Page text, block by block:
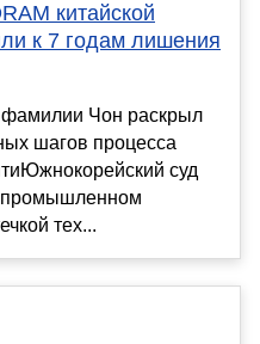
китайской
к 7 годам лишения
фамилии Чон раскрыл
шагов процесса
суд
промышленном
тех...